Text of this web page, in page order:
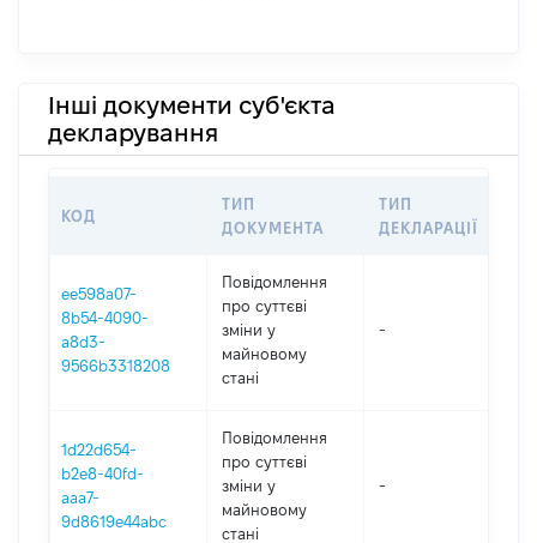
Інші документи суб'єкта
декларування
КОД
ТИП
ДОКУМЕНТА
ТИП
ДЕКЛАРАЦІЇ
ee598a07-
8b54-4090-
a8d3-
9566b3318208
Повідомлення
про суттєві
зміни y
майновому
стані
-
1d22d654-
b2e8-40fd-
aaa7-
9d8619e44abc
Повідомлення
про суттєві
зміни y
майновому
стані
-